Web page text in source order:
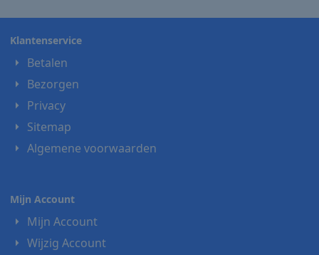
Klantenservice
Betalen
Bezorgen
Privacy
Sitemap
Algemene voorwaarden
Mijn Account
Mijn Account
Wijzig Account